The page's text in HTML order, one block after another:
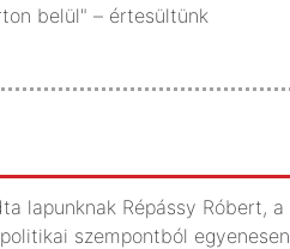
belül" – értesültünk
lapunknak Répássy Róbert, a
szempontból egyenesen